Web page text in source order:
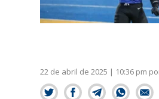
22 de abril de 2025 | 10:36 pm